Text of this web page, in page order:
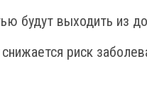
будут выходить из
риск